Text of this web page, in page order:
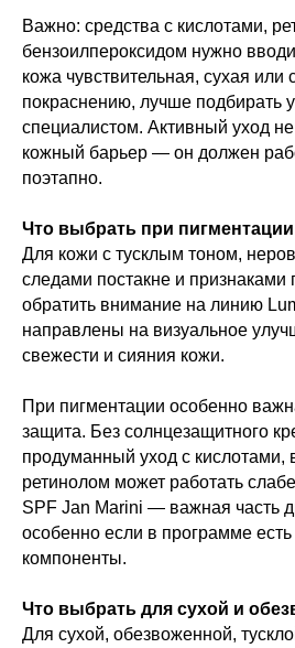
Важно: средства с кислотами,
бензоилпероксидом нужно
кожа чувствительная, сухая или
покраснению, лучше подбирать
специалистом. Активный уход
кожный барьер — он должен
поэтапно.
Что выбрать при
Для кожи с тусклым тоном,
следами постакне и
обратить внимание на линию
направлены на визуальное
свежести и сияния кожи.
При пигментации особенно
защита. Без солнцезащитного
продуманный уход с кислотами,
ретинолом может работать
SPF Jan Marini — важная часть
особенно если в программе
компоненты.
Что выбрать для сухой и
Для сухой, обезвоженной,